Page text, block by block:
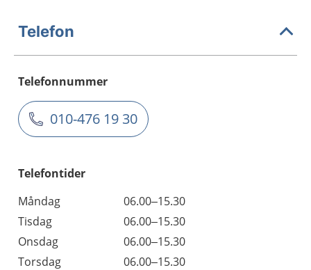
Telefon
Telefonnummer
010-476 19 30
Telefontider
Måndag
06.00–15.30
Tisdag
06.00–15.30
Onsdag
06.00–15.30
Torsdag
06.00–15.30